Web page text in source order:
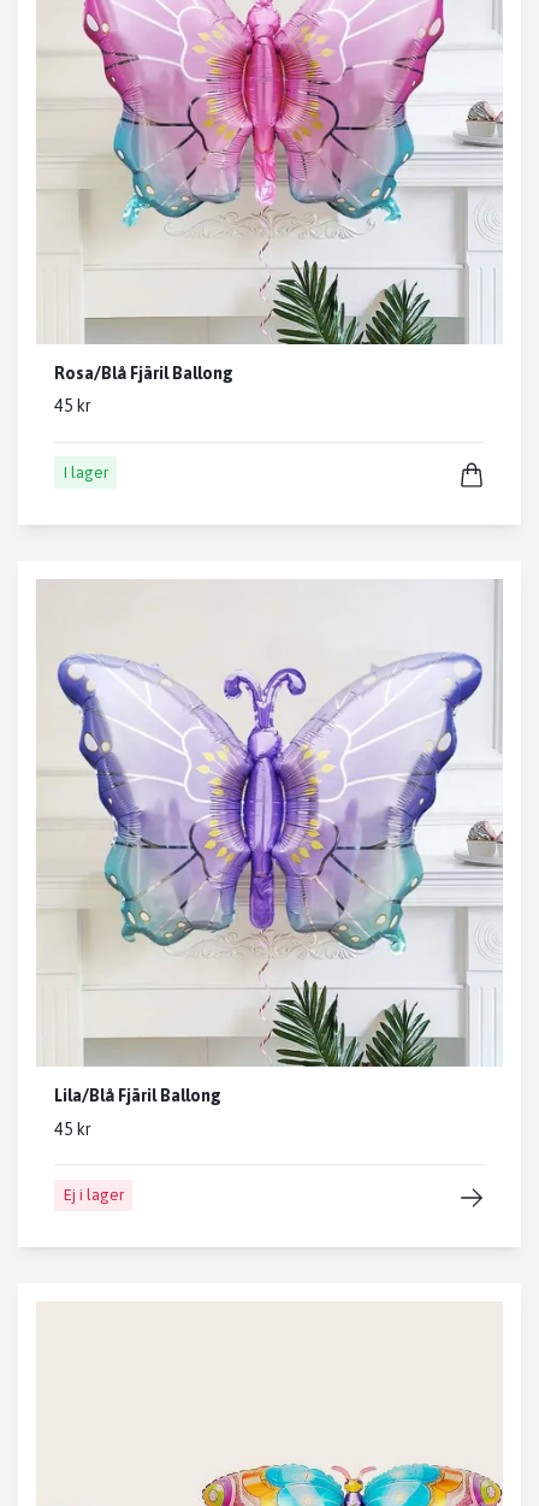
Rosa/Blå Fjäril Ballong
45 kr
I lager
Lila/Blå Fjäril Ballong
45 kr
Ej i lager